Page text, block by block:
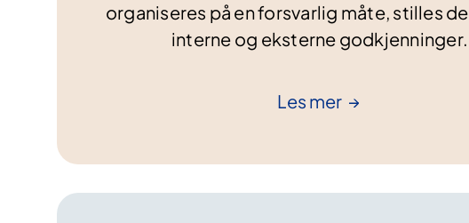
organiseres på en forsvarlig måte, stilles
interne og eksterne godkjenninger.
Les mer